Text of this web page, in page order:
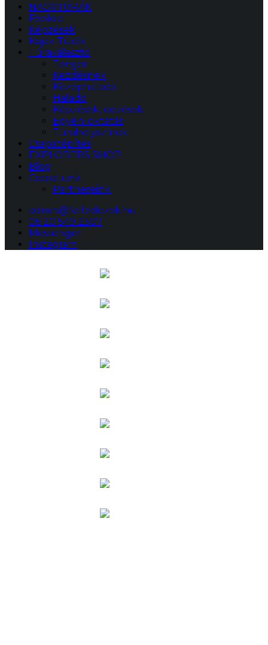
NAGYTÚRÁK
Főoldal
Képzések
Kajak Túrák
Túraválasztó
Tenger
Kezdésnek
Középhaladó
Haladó
Képzések, edzések
Egyéni oktatás
Túrahelyszínek
Csapatépítés
EXPLORERS SHOP
Blog
Csapatunk
Partnereink
admin@felfedezok.hu
06 20 549 2307
Messenger
Instagram